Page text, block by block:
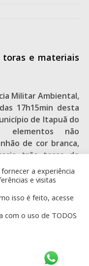
toras e materiais
Militar Ambiental,
17h15min desta
de Itapuã do
elementos não
de cor branca,
três toras de
Tauari, medindo
abordados os
o local. Os
seguindo
encontraram no
carreadores com
PM Francisco,
a experiência
e visitas
isso é feito, acesse
com o uso de TODOS